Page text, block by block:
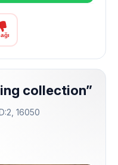
collection”
16050